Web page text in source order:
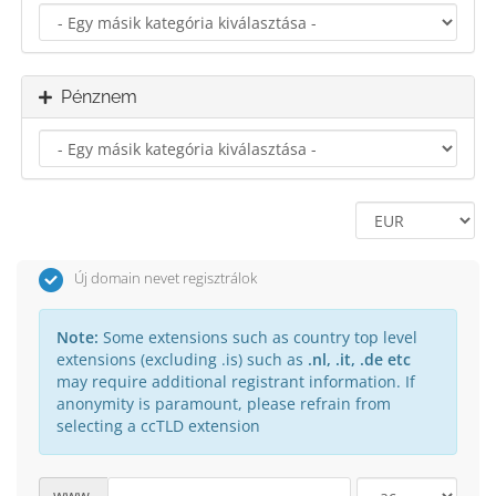
Pénznem
Új domain nevet regisztrálok
Note: Some extensions such as country top level
extensions (excluding .is) such as .nl, .it, .de etc
may require additional registrant information. If
anonymity is paramount, please refrain from
selecting a ccTLD extension